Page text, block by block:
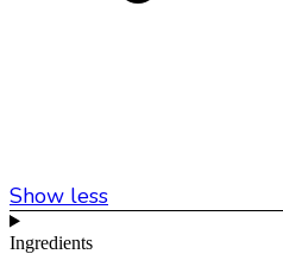
Show less
Ingredients